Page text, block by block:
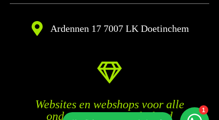
Ardennen 17 7007 LK Doetinchem
Websites en webshops voor alle
ondernemers in Nederland